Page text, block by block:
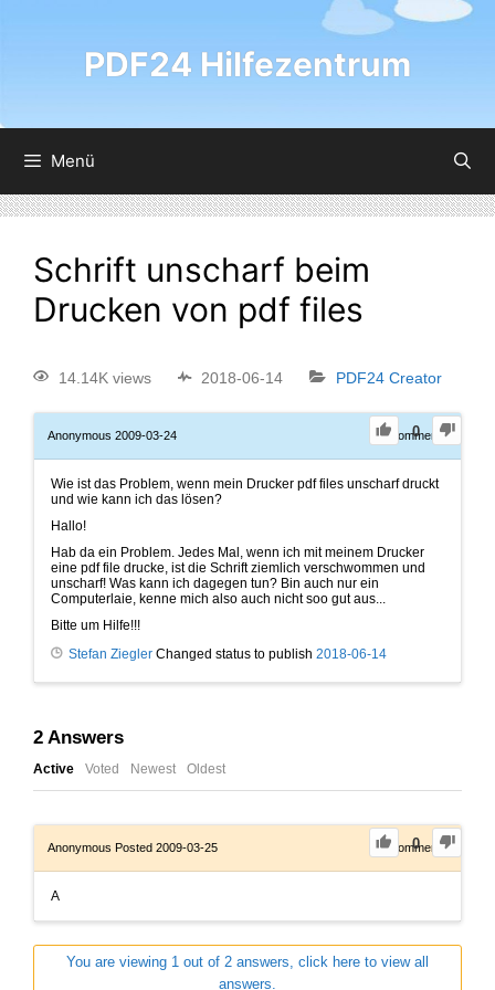
PDF24 Hilfezentrum
Menü
Schrift unscharf beim
Drucken von pdf files
14.14K views 2018-06-14 PDF24 Creator
0
Anonymous 2009-03-24 0Comments
Wie ist das Problem, wenn mein Drucker pdf files unscharf druckt
und wie kann ich das lösen?
Hallo!
Hab da ein Problem. Jedes Mal, wenn ich mit meinem Drucker
eine pdf file drucke, ist die Schrift ziemlich verschwommen und
unscharf! Was kann ich dagegen tun? Bin auch nur ein
Computerlaie, kenne mich also auch nicht soo gut aus...
Bitte um Hilfe!!!
Stefan Ziegler Changed status to publish 2018-06-14
2 Answers
Active Voted Newest Oldest
0
Anonymous Posted 2009-03-25 0Comments
A
You are viewing 1 out of 2 answers, click here to view all
answers.